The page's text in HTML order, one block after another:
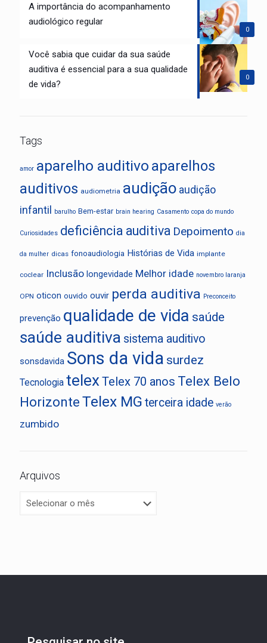
0
A importância do acompanhamento
audiológico regular
0
Você sabia que cuidar da sua saúde
auditiva é essencial para a sua qualidade
de vida?
Tags
amor aparelho auditivo aparelhos
auditivos audiometria audição audição
infantil
barulho Bem-estar brain hearing Casamento copa do mundo
Curiosidades deficiência auditiva Depoimento dia
da mulher dicas fonoaudiologia Histórias de Vida implante
coclear Inclusão longevidade Melhor idade novembro laranja
OPN oticon ouvido ouvir perda auditiva Preconceito
prevenção qualidade de vida saúde
saúde auditiva sistema auditivo
sonsdavida Sons da vida surdez
Tecnologia telex Telex 70 anos Telex Belo
HorizonteTelex MG terceira idade verão
zumbido
Arquivos